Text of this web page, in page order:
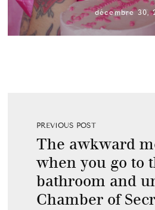
décembre 30,
PREVIOUS POST
The awkward
when you go to
bathroom and
Chamber of